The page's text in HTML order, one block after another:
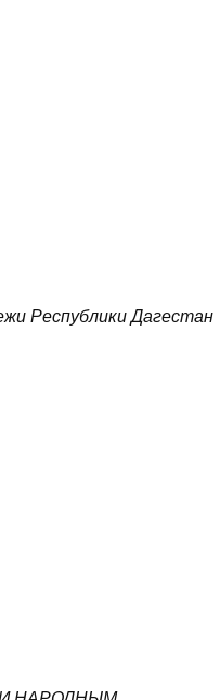
Республики Дагестан